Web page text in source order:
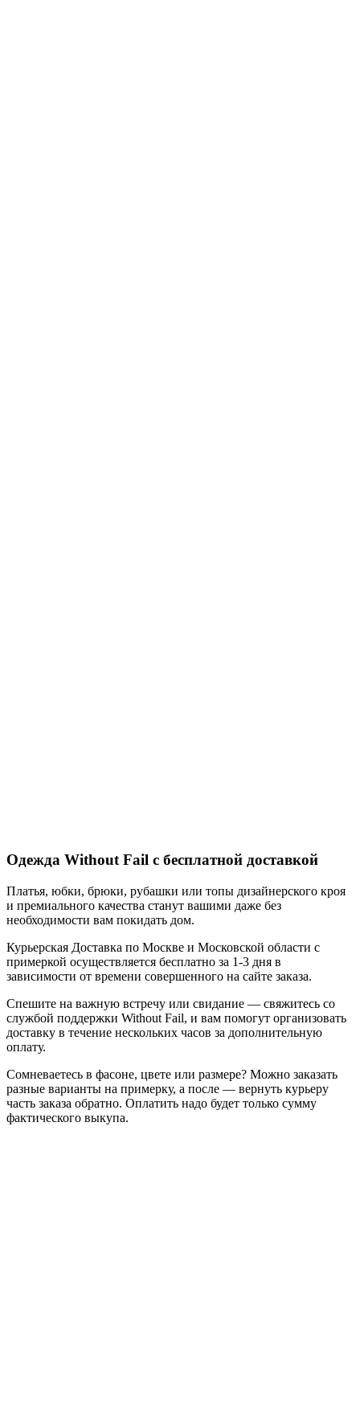
Одежда Without Fail с бесплатной доставкой
Платья, юбки, брюки, рубашки или топы дизайнерского кроя
и премиального качества станут вашими даже без
необходимости вам покидать дом.
Курьерская Доставка по Москве и Московской области с
примеркой осуществляется бесплатно за 1-3 дня в
зависимости от времени совершенного на сайте заказа.
Спешите на важную встречу или свидание — свяжитесь со
службой поддержки Without Fail, и вам помогут организовать
доставку в течение нескольких часов за дополнительную
оплату.
Сомневаетесь в фасоне, цвете или размере? Можно заказать
разные варианты на примерку, а после — вернуть курьеру
часть заказа обратно. Оплатить надо будет только сумму
фактического выкупа.